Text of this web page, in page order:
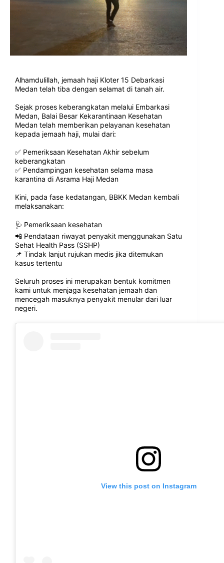
Alhamdulillah, jemaah haji Kloter 15 Debarkasi
Medan telah tiba dengan selamat di tanah air.
Sejak proses keberangkatan melalui Embarkasi
Medan, Balai Besar Kekarantinaan Kesehatan
Medan telah memberikan pelayanan kesehatan
kepada jemaah haji, mulai dari:
✅ Pemeriksaan Kesehatan Akhir sebelum
keberangkatan
✅ Pendampingan kesehatan selama masa
karantina di Asrama Haji Medan
Kini, pada fase kedatangan, BBKK Medan kembali
melaksanakan:
🩺 Pemeriksaan kesehatan
📲 Pendataan riwayat penyakit menggunakan Satu
Sehat Health Pass (SSHP)
📌 Tindak lanjut rujukan medis jika ditemukan
kasus tertentu
Seluruh proses ini merupakan bentuk komitmen
kami untuk menjaga kesehatan jemaah dan
mencegah masuknya penyakit menular dari luar
negeri.
View this post on Instagram